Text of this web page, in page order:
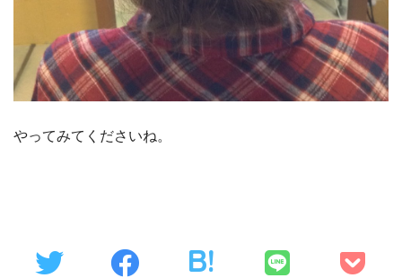
やってみてくださいね。